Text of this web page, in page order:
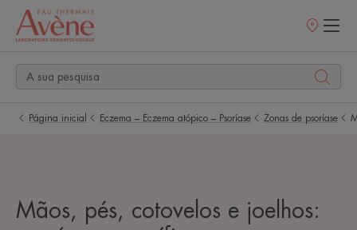
Pontos
Página inicial Eczema – Eczema atópico – Psoríase Zonas de psoríase
Mãos, pés, cotovelos e joelhos: